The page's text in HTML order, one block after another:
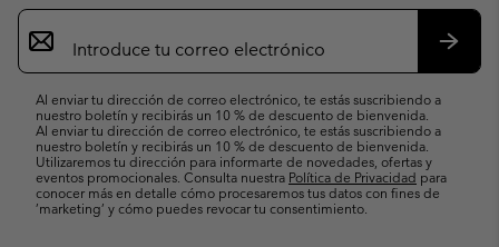
Suscripción
de
correo
Al enviar tu dirección de correo electrónico, te estás suscribiendo a
nuestro boletín y recibirás un 10 % de descuento de bienvenida.
Al enviar tu dirección de correo electrónico, te estás suscribiendo a
nuestro boletín y recibirás un 10 % de descuento de bienvenida.
Utilizaremos tu dirección para informarte de novedades, ofertas y
eventos promocionales. Consulta nuestra Política de Privacidad para
conocer más en detalle cómo procesaremos tus datos con fines de
’marketing’ y cómo puedes revocar tu consentimiento.